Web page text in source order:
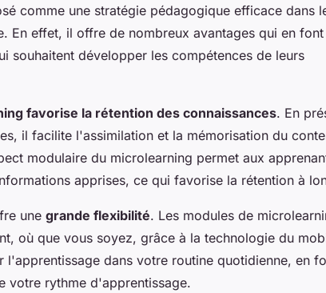
comme une stratégie pédagogique efficace dans
En effet, il offre de nombreux avantages qui en
souhaitent développer les compétences de leurs
favorise la rétention des connaissances. En
il facilite l'assimilation et la mémorisation du
modulaire du microlearning permet aux
apprises, ce qui favorise la rétention à
une grande flexibilité. Les modules de
où que vous soyez, grâce à la technologie du
l'apprentissage dans votre routine quotidienne, en
votre rythme d'apprentissage.